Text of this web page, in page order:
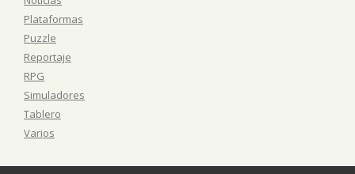
Plataformas
Puzzle
Reportaje
RPG
Simuladores
Tablero
Varios